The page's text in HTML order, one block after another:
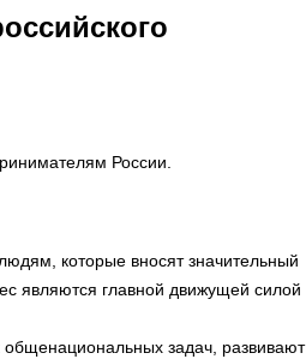
России.
которые вносят значительный
являются главной движущей силой
общенациональных задач, развивают